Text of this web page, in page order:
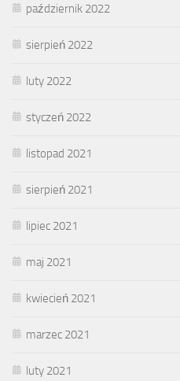
październik 2022
sierpień 2022
luty 2022
styczeń 2022
listopad 2021
sierpień 2021
lipiec 2021
maj 2021
kwiecień 2021
marzec 2021
luty 2021